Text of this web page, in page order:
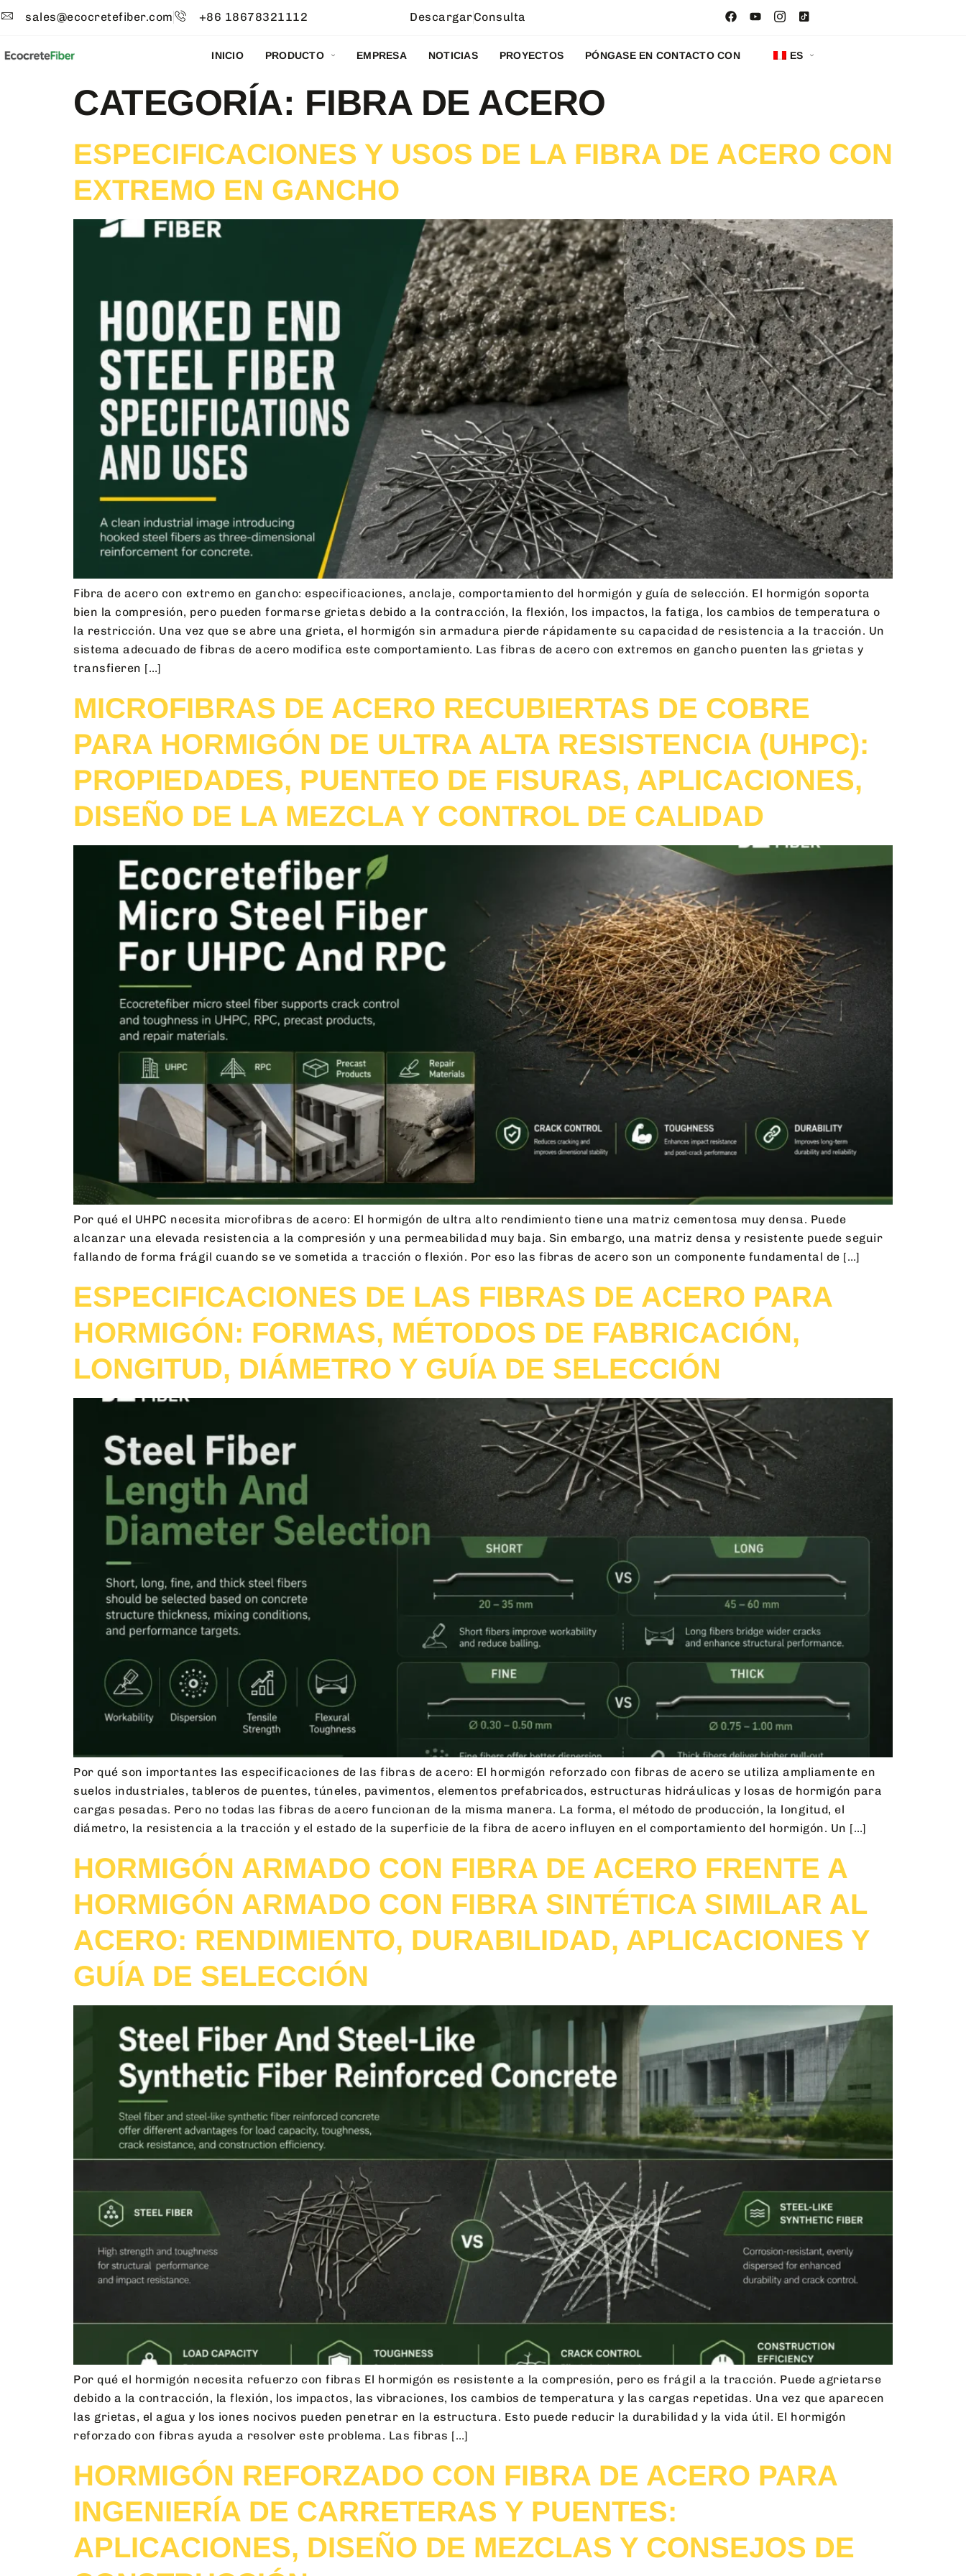
sales@ecocretefiber.com +86 18678321112 DescargarConsulta
INICIO PRODUCTO EMPRESA NOTICIAS PROYECTOS PÓNGASE EN CONTACTO CON ES
CATEGORÍA: FIBRA DE ACERO
ESPECIFICACIONES Y USOS DE LA FIBRA DE ACERO CON
EXTREMO EN GANCHO
Fibra de acero con extremo en gancho: especificaciones, anclaje, comportamiento del hormigón y guía de selección. El hormigón soporta
bien la compresión, pero pueden formarse grietas debido a la contracción, la flexión, los impactos, la fatiga, los cambios de temperatura o
la restricción. Una vez que se abre una grieta, el hormigón sin armadura pierde rápidamente su capacidad de resistencia a la tracción. Un
sistema adecuado de fibras de acero modifica este comportamiento. Las fibras de acero con extremos en gancho puenten las grietas y
transfieren […]
MICROFIBRAS DE ACERO RECUBIERTAS DE COBRE
PARA HORMIGÓN DE ULTRA ALTA RESISTENCIA (UHPC):
PROPIEDADES, PUENTEO DE FISURAS, APLICACIONES,
DISEÑO DE LA MEZCLA Y CONTROL DE CALIDAD
Por qué el UHPC necesita microfibras de acero: El hormigón de ultra alto rendimiento tiene una matriz cementosa muy densa. Puede
alcanzar una elevada resistencia a la compresión y una permeabilidad muy baja. Sin embargo, una matriz densa y resistente puede seguir
fallando de forma frágil cuando se ve sometida a tracción o flexión. Por eso las fibras de acero son un componente fundamental de […]
ESPECIFICACIONES DE LAS FIBRAS DE ACERO PARA
HORMIGÓN: FORMAS, MÉTODOS DE FABRICACIÓN,
LONGITUD, DIÁMETRO Y GUÍA DE SELECCIÓN
Por qué son importantes las especificaciones de las fibras de acero: El hormigón reforzado con fibras de acero se utiliza ampliamente en
suelos industriales, tableros de puentes, túneles, pavimentos, elementos prefabricados, estructuras hidráulicas y losas de hormigón para
cargas pesadas. Pero no todas las fibras de acero funcionan de la misma manera. La forma, el método de producción, la longitud, el
diámetro, la resistencia a la tracción y el estado de la superficie de la fibra de acero influyen en el comportamiento del hormigón. Un […]
HORMIGÓN ARMADO CON FIBRA DE ACERO FRENTE A
HORMIGÓN ARMADO CON FIBRA SINTÉTICA SIMILAR AL
ACERO: RENDIMIENTO, DURABILIDAD, APLICACIONES Y
GUÍA DE SELECCIÓN
Por qué el hormigón necesita refuerzo con fibras El hormigón es resistente a la compresión, pero es frágil a la tracción. Puede agrietarse
debido a la contracción, la flexión, los impactos, las vibraciones, los cambios de temperatura y las cargas repetidas. Una vez que aparecen
las grietas, el agua y los iones nocivos pueden penetrar en la estructura. Esto puede reducir la durabilidad y la vida útil. El hormigón
reforzado con fibras ayuda a resolver este problema. Las fibras […]
HORMIGÓN REFORZADO CON FIBRA DE ACERO PARA
INGENIERÍA DE CARRETERAS Y PUENTES:
APLICACIONES, DISEÑO DE MEZCLAS Y CONSEJOS DE